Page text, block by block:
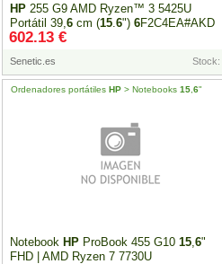
HP 255 G9 AMD Ryzen™ 3 5425U
Portátil 39,6 cm (15.6") 6F2C4EA#AKD
Senetic.es Stock:
602.13 €
Notebook HP ProBook 455 G10 15,6"
FHD | AMD Ryzen 7 7730U
Ordenadores portátiles HP > Notebooks 15 6"